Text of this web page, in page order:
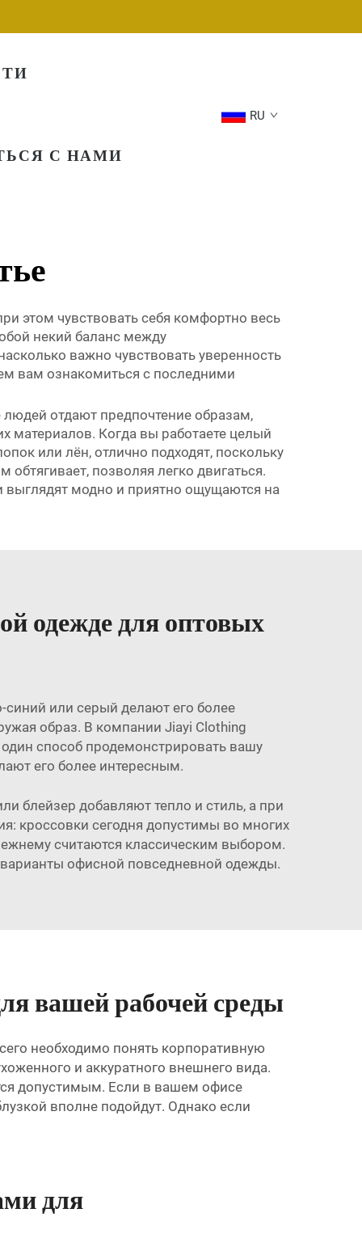
С НАМИ
RU
этом чувствовать себя комфортно весь
некий баланс между
важно чувствовать уверенность
вам ознакомиться с последними
отдают предпочтение образам,
Когда вы работаете целый
или лён, отлично подходят, поскольку
позволяя легко двигаться.
выглядят модно и приятно ощущаются на
одежде для оптовых
синий или серый делают его более
образ. В компании Jiayi Clothing
способ продемонстрировать вашу
его более интересным.
блейзер добавляют тепло и стиль, а при
кроссовки сегодня допустимы во многих
считаются классическим выбором.
офисной повседневной одежды.
вашей рабочей среды
необходимо понять корпоративную
и аккуратного внешнего вида.
допустимым. Если в вашем офисе
вполне подойдут. Однако если
для